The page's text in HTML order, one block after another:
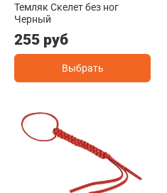
Темляк Скелет без ног
Черный
255 руб
Выбрать